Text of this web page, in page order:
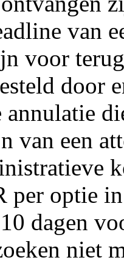
van
voor
door
annulatie
van een
per optie
dagen
niet